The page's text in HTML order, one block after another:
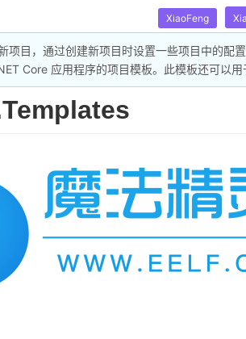
XiaoFeng
项目，通过创建新项目时设置一些项目中的
Core 应用程序的项目模板。此模板还可以